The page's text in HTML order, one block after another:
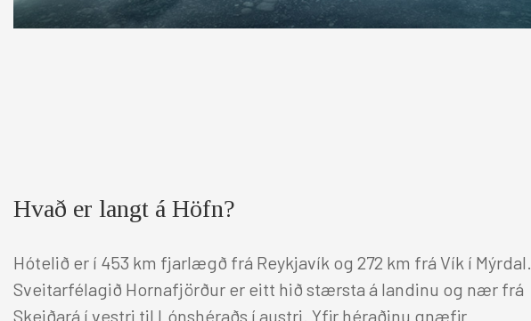
Hvað er langt á Höfn?
Hótelið er í 453 km fjarlægð frá Reykjavík og 272 km frá Vík í Mýrdal.
Sveitarfélagið Hornafjörður er eitt hið stærsta á landinu og nær frá
Skeiðará í vestri til Lónshéraðs í austri. Yfir héraðinu gnæfir